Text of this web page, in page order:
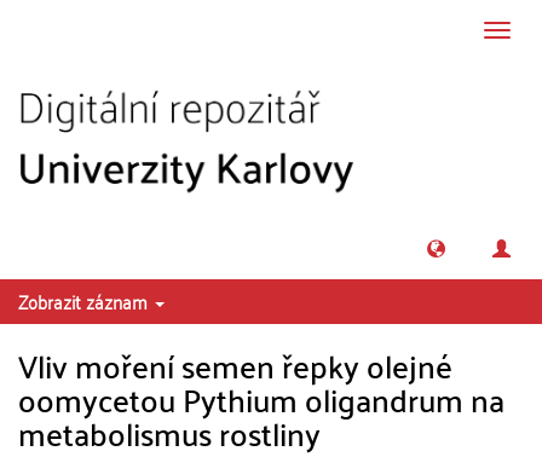
Zobrazit záznam
Vliv moření semen řepky olejné
oomycetou Pythium oligandrum na
metabolismus rostliny